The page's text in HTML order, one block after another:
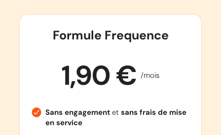
Formule Frequence
1,90 € /mois
Sans engagementet sans frais de mise
en service